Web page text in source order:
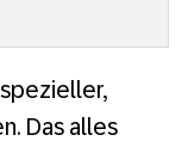
Das alles